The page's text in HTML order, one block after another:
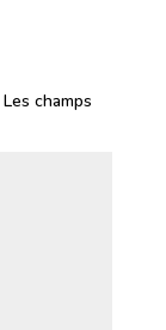
Les champs